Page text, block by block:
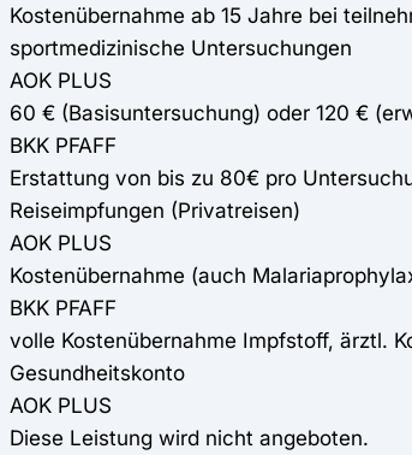
Kostenübernahme ab 15 Jahre bei
sportmedizinische Untersuchungen
AOK PLUS
60 € (Basisuntersuchung) oder 120 €
BKK PFAFF
Erstattung von bis zu 80€ pro
Reiseimpfungen (Privatreisen)
AOK PLUS
Kostenübernahme (auch
BKK PFAFF
volle Kostenübernahme Impfstoff, ärztl.
Gesundheitskonto
AOK PLUS
Diese Leistung wird nicht angeboten.